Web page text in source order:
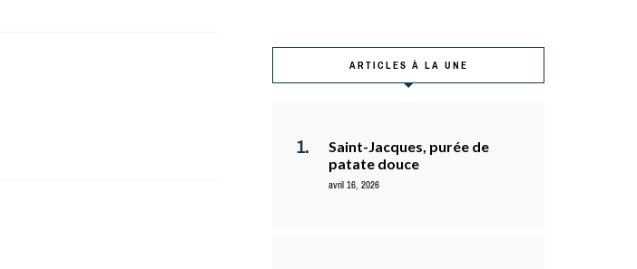
ARTICLES À LA UNE
Saint-Jacques, purée de
patate douce
avril 16, 2026